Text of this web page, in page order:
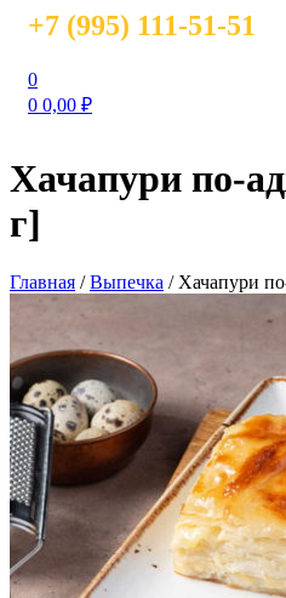
+7 (995) 111-51-51
0
0 0,00 ₽
Хачапури по-
г]
Главная /Выпечка / Хачапури